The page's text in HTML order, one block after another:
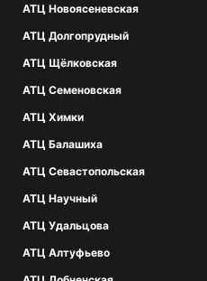
АТЦ Новоясеневская
АТЦ Долгопрудный
АТЦ Щёлковская
АТЦ Семеновская
АТЦ Химки
АТЦ Балашиха
АТЦ Севастопольская
АТЦ Научный
АТЦ Удальцова
АТЦ Алтуфьево